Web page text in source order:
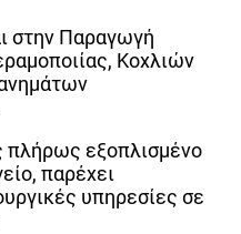
στην Παραγωγή
Κοχλιών
πλήρως εξοπλισμένο
παρέχει
υπηρεσίες σε